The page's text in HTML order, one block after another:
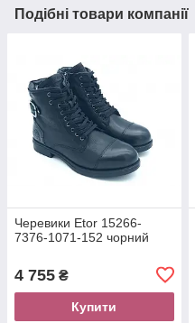
Подібні товари компанії
Черевики Etor 15266-
7376-1071-152 чорний
4 755 ₴
Купити